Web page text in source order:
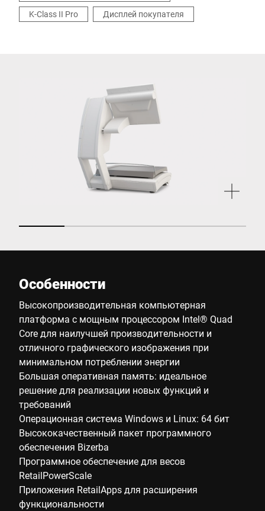
K-Class II Pro Дисплей покупателя
Особенности
Высокопроизводительная компьютерная
платформа с мощным процессором Intel® Quad
Core для наилучшей производительности и
отличного графического изображения при
минимальном потреблении энергии
Большая оперативная память: идеальное
решение для реализации новых функций и
требований
Операционная система Windows и Linux: 64 бит
Высококачественный пакет программного
обеспечения Bizerba
Программное обеспечение для весов
RetailPowerScale
Приложения RetailApps для расширения
функциональности